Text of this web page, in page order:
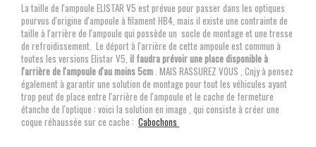
La taille de l'ampoule ELISTAR V5 est prévue pour passer dans les optiques
pourvus d'origine d'ampoule à filament HB4, mais il existe une contrainte de
taille à l'arrière de l'ampoule qui possède un socle de montage et une tresse
de refroidissement. Le déport à l'arrière de cette ampoule est commun à
toutes les versions Elistar V5, il faudra prévoir une place disponible à
l'arrière de l'ampoule d'au moins 5cm. MAIS RASSUREZ VOUS , Cnjy à pensez
également à garantir une solution de montage pour tout les véhicules ayant
trop peut de place entre l'arrière de l'ampoule et le cache de fermeture
étanche de l'optique : voici la solution en image , qui consiste à créer une
coque réhaussée sur ce cache : Cabochons